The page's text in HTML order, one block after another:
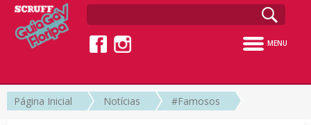
MENU
Página Inicial Notícias #Famosos